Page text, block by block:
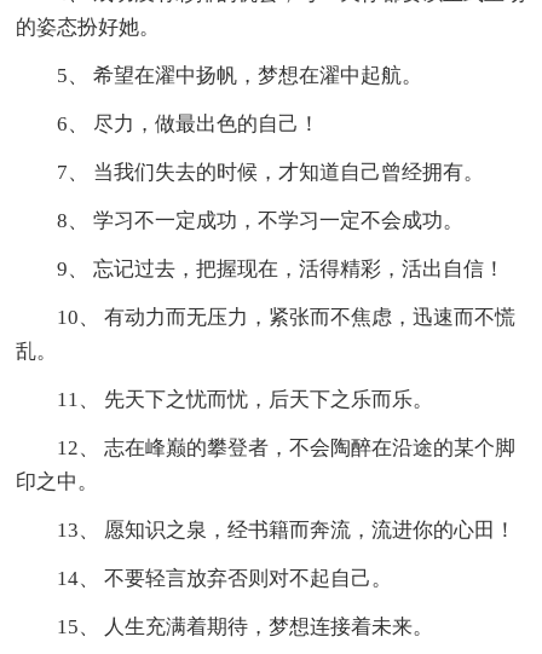
的姿态扮好她。
5、 希望在濯中扬帆，梦想在濯中起航。
6、 尽力，做最出色的自己！
7、 当我们失去的时候，才知道自己曾经拥有。
8、 学习不一定成功，不学习一定不会成功。
9、 忘记过去，把握现在，活得精彩，活出自信！
10、 有动力而无压力，紧张而不焦虑，迅速而不慌
乱。
11、 先天下之忧而忧，后天下之乐而乐。
12、 志在峰巅的攀登者，不会陶醉在沿途的某个脚
印之中。
13、 愿知识之泉，经书籍而奔流，流进你的心田！
14、 不要轻言放弃否则对不起自己。
15、 人生充满着期待，梦想连接着未来。